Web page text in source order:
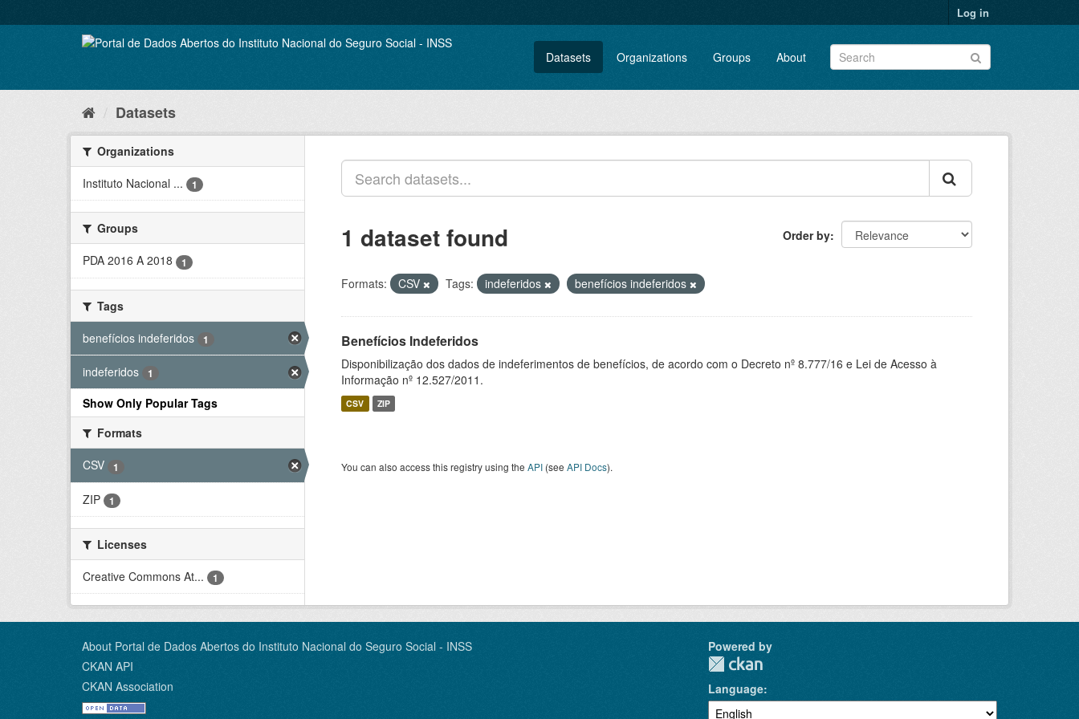
to
Log in
Datasets Organizations Groups About
Datasets
Organizations
Instituto Nacional ...
1
Groups
PDA 2016 A 2018
1
Tags
benefícios indeferidos
1
indeferidos 1
Show Only Popular Tags
Formats
CSV
1
ZIP 1
Licenses
Creative Commons At...
1
Order by
1 dataset found
Formats: CSV Tags: indeferidos benefícios indeferidos
Benefícios Indeferidos
Disponibilização dos dados de indeferimentos de benefícios, de acordo com o Decreto nº 8.777/16 e Lei de Acesso à
Informação nº 12.527/2011.
CSV ZIP
You can also access this registry using the API (see API Docs).
About Portal de Dados Abertos do Instituto Nacional do Seguro Social - INSS
CKAN API
CKAN Association
Powered by
Language